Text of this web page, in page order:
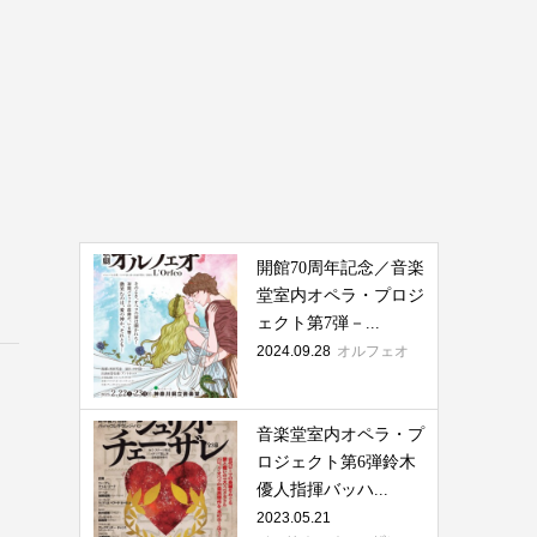
開館70周年記念／音楽
堂室内オペラ・プロジ
ェクト第7弾－...
2024.09.28 オルフェオ
音楽堂室内オペラ・プ
ロジェクト第6弾鈴木
優人指揮バッハ...
2023.05.21